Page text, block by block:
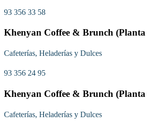
93 356 33 58
Khenyan Coffee & Brunch
Cafeterías, Heladerías y Dulces
93 356 24 95
Khenyan Coffee & Brunch (Planta
Cafeterías, Heladerías y Dulces